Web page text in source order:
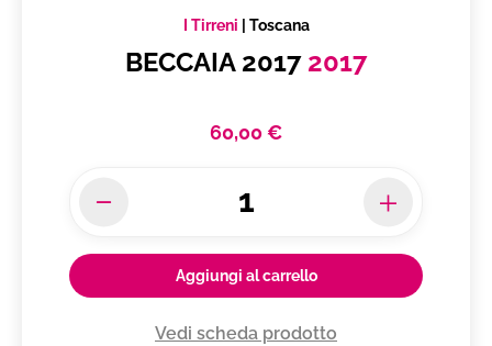
I Tirreni Toscana
BECCAIA 2017 2017
60,00 €
Aggiungi al carrello
Vedi scheda prodotto